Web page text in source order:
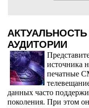
АУДИТОРИИ
источника
печатные
данных часто
поколения. При этом